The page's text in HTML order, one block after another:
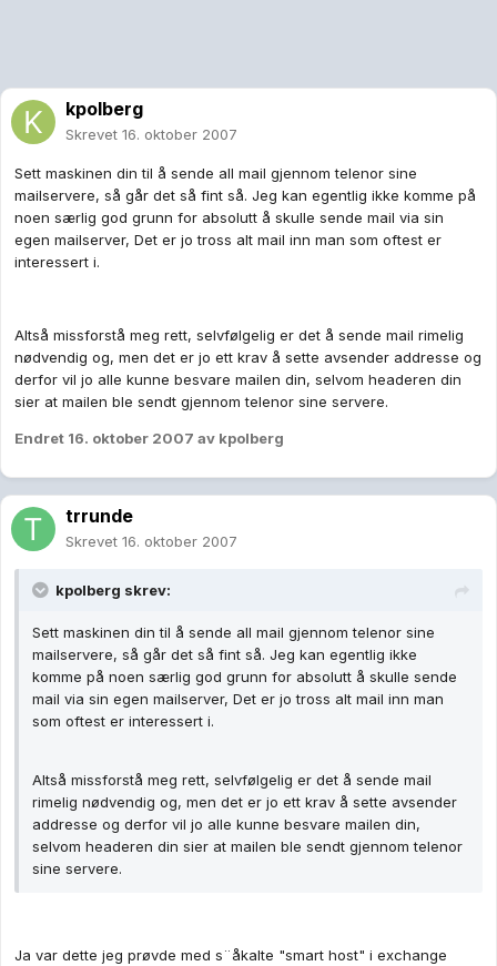
kpolberg
Skrevet 16. oktober 2007
Sett maskinen din til å sende all mail gjennom telenor sine
mailservere, så går det så fint så. Jeg kan egentlig ikke komme på
noen særlig god grunn for absolutt å skulle sende mail via sin
egen mailserver, Det er jo tross alt mail inn man som oftest er
interessert i.
Altså missforstå meg rett, selvfølgelig er det å sende mail rimelig
nødvendig og, men det er jo ett krav å sette avsender addresse og
derfor vil jo alle kunne besvare mailen din, selvom headeren din
sier at mailen ble sendt gjennom telenor sine servere.
Endret 16. oktober 2007 av kpolberg
trrunde
Skrevet 16. oktober 2007
kpolberg skrev:
Sett maskinen din til å sende all mail gjennom telenor sine
mailservere, så går det så fint så. Jeg kan egentlig ikke
komme på noen særlig god grunn for absolutt å skulle sende
mail via sin egen mailserver, Det er jo tross alt mail inn man
som oftest er interessert i.
Altså missforstå meg rett, selvfølgelig er det å sende mail
rimelig nødvendig og, men det er jo ett krav å sette avsender
addresse og derfor vil jo alle kunne besvare mailen din,
selvom headeren din sier at mailen ble sendt gjennom telenor
sine servere.
Ja var dette jeg prøvde med s¨åkalte "smart host" i exchange